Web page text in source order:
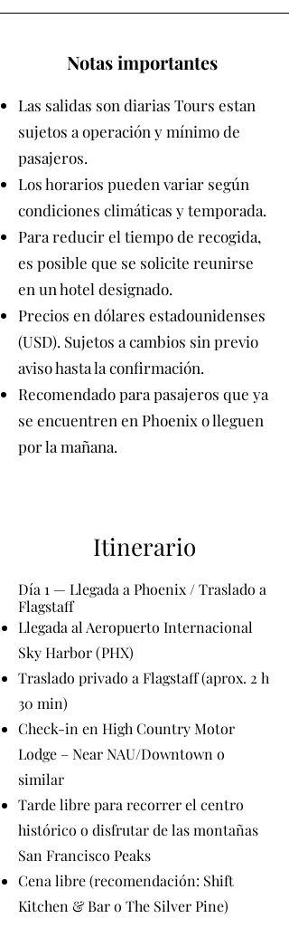
Notas importantes
Las salidas son diarias Tours estan
sujetos a operación y mínimo de
pasajeros.
Los horarios pueden variar según
condiciones climáticas y temporada.
Para reducir el tiempo de recogida,
es posible que se solicite reunirse
en un hotel designado.
Precios en dólares estadounidenses
(USD). Sujetos a cambios sin previo
aviso hasta la confirmación.
Recomendado para pasajeros que ya
se encuentren en Phoenix o lleguen
por la mañana.
Itinerario
Día 1 — Llegada a Phoenix / Traslado a
Flagstaff
Llegada al Aeropuerto Internacional
Sky Harbor (PHX)
Traslado privado a Flagstaff (aprox. 2 h
30 min)
Check-in en High Country Motor
Lodge – Near NAU/Downtown o
similar
Tarde libre para recorrer el centro
histórico o disfrutar de las montañas
San Francisco Peaks
Cena libre (recomendación: Shift
Kitchen & Bar o The Silver Pine)